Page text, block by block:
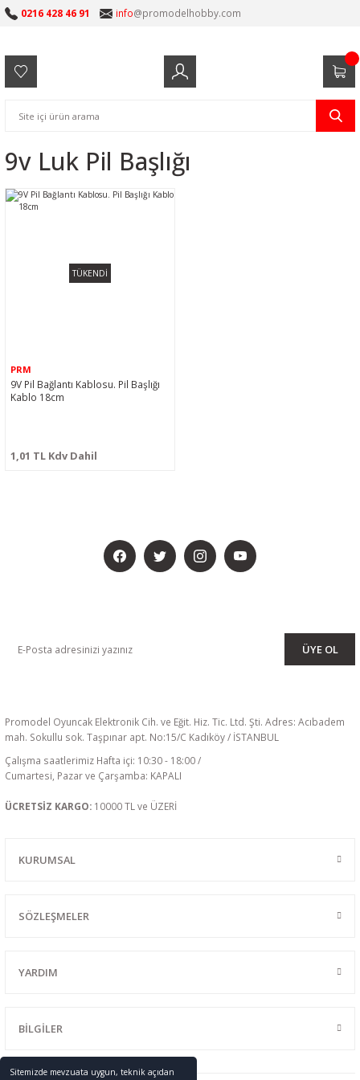
Sitemizde mevzuata uygun, teknik açıdan
0216 428 46 91 info@promodelhobby.com
9v Luk Pil Başlığı
TÜKENDİ
PRM
9V Pil Bağlantı Kablosu. Pil Başlığı
Kablo 18cm
1,01 TL Kdv Dahil
ÜYE OL
Promodel Oyuncak Elektronik Cih. ve Eğit. Hiz. Tic. Ltd. Şti. Adres: Acıbadem
mah. Sokullu sok. Taşpınar apt. No:15/C Kadıköy / İSTANBUL
Çalışma saatlerimiz Hafta içi: 10:30 - 18:00 /
Cumartesi, Pazar ve Çarşamba: KAPALI
ÜCRETSİZ KARGO: 10000 TL ve ÜZERİ
KURUMSAL
SÖZLEŞMELER
YARDIM
BİLGİLER